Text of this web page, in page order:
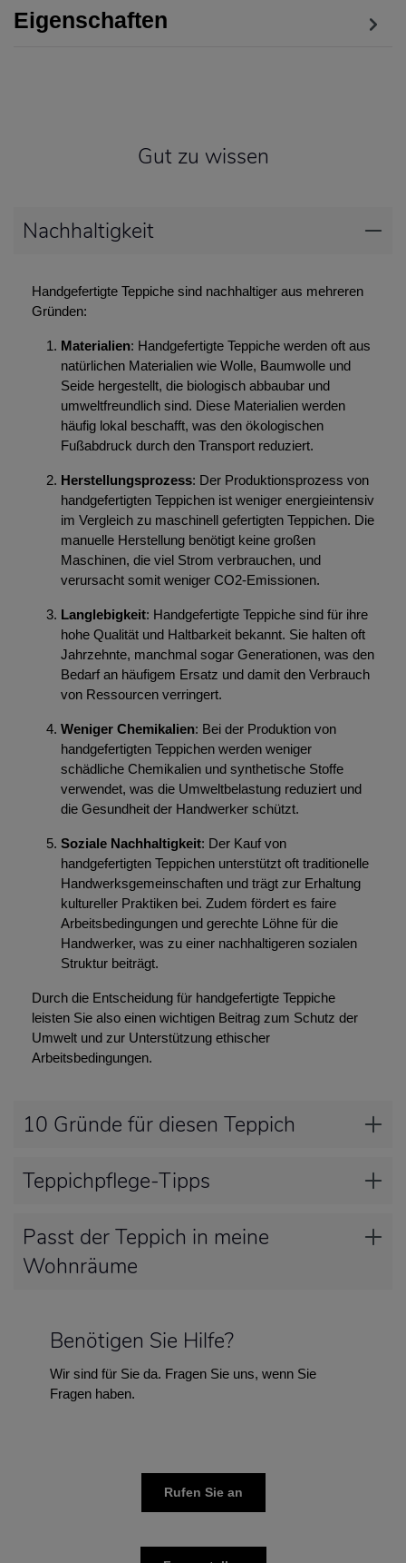
Eigenschaften
Gut zu wissen
Nachhaltigkeit
Handgefertigte Teppiche sind nachhaltiger aus mehreren
Gründen:
Materialien: Handgefertigte Teppiche werden oft aus
natürlichen Materialien wie Wolle, Baumwolle und
Seide hergestellt, die biologisch abbaubar und
umweltfreundlich sind. Diese Materialien werden
häufig lokal beschafft, was den ökologischen
Fußabdruck durch den Transport reduziert.
Herstellungsprozess: Der Produktionsprozess von
handgefertigten Teppichen ist weniger energieintensiv
im Vergleich zu maschinell gefertigten Teppichen. Die
manuelle Herstellung benötigt keine großen
Maschinen, die viel Strom verbrauchen, und
verursacht somit weniger CO2-Emissionen.
Langlebigkeit: Handgefertigte Teppiche sind für ihre
hohe Qualität und Haltbarkeit bekannt. Sie halten oft
Jahrzehnte, manchmal sogar Generationen, was den
Bedarf an häufigem Ersatz und damit den Verbrauch
von Ressourcen verringert.
Weniger Chemikalien: Bei der Produktion von
handgefertigten Teppichen werden weniger
schädliche Chemikalien und synthetische Stoffe
verwendet, was die Umweltbelastung reduziert und
die Gesundheit der Handwerker schützt.
Soziale Nachhaltigkeit: Der Kauf von
handgefertigten Teppichen unterstützt oft traditionelle
Handwerksgemeinschaften und trägt zur Erhaltung
kultureller Praktiken bei. Zudem fördert es faire
Arbeitsbedingungen und gerechte Löhne für die
Handwerker, was zu einer nachhaltigeren sozialen
Struktur beiträgt.
Durch die Entscheidung für handgefertigte Teppiche
leisten Sie also einen wichtigen Beitrag zum Schutz der
Umwelt und zur Unterstützung ethischer
Arbeitsbedingungen.
10 Gründe für diesen Teppich
Teppichpflege-Tipps
Passt der Teppich in meine
Wohnräume
Benötigen Sie Hilfe?
Wir sind für Sie da. Fragen Sie uns, wenn Sie
Fragen haben.
Rufen Sie an